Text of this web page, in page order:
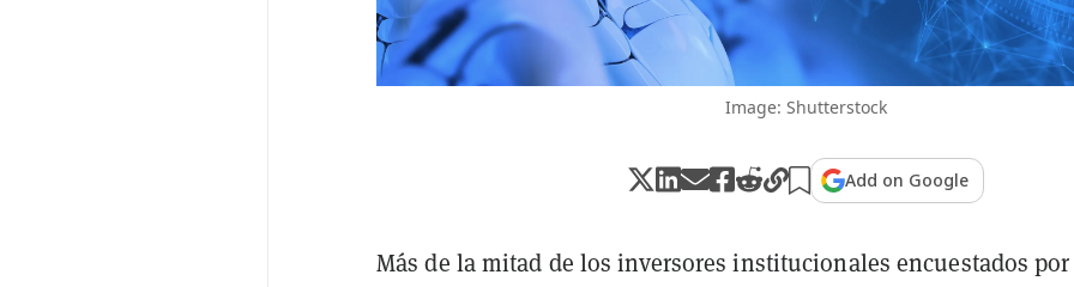
Image: Shutterstock
Add on Google
Más de la mitad de los inversores institucionales encuestados